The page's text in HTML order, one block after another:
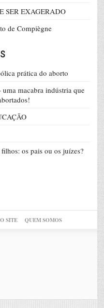
SER EXAGERADO
de Compiègne
prática do aborto
macabra indústria que
os pais ou os juízes?
SITE QUEM SOMOS